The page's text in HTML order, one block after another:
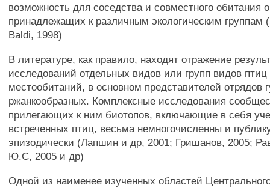
возможность для соседства и совместного обитания
принадлежащих к различным экологическим группам
Baldi, 1998)
В литературе, как правило, находят отражение
исследований отдельных видов или групп видов
местообитаний, в основном представителей отрядов
ржанкообразных. Комплексные исследования
прилегающих к ним биотопов, включающие в себя
встреченных птиц, весьма немногочисленны и
эпизодически (Лапшин и др, 2001; Гришанов, 2005;
Ю.С, 2005 и др)
Одной из наименее изученных областей